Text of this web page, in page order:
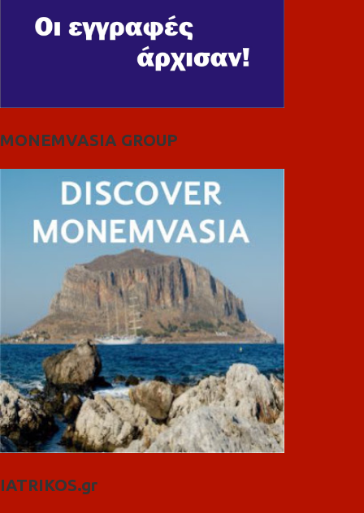
MONEMVASIA GROUP
IATRIKOS.gr